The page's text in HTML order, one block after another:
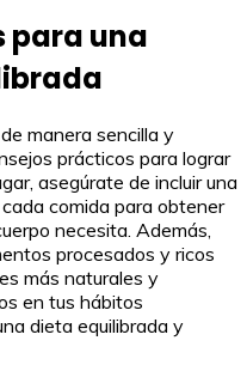
para una
manera sencilla y
prácticos para lograr
asegúrate de incluir una
comida para obtener
necesita. Además,
procesados y ricos
más naturales y
en tus hábitos
dieta equilibrada y